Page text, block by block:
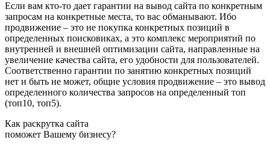
Если вам кто-то дает гарантии на вывод сайта по конкретным
запросам на конкретные места, то вас обманывают. Ибо
продвижение – это не покупка конкретных позиций в
определенных поисковиках, а это комплекс мероприятий по
внутренней и внешней оптимизации сайта, направленные на
увеличение качества сайта, его удобности для пользователей.
Соответственно гарантии по занятию конкретных позиций
нет и быть не может, общие условия продвижение – это вывод
определенного количества запросов на определенный топ
(топ10, топ5).
Как раскрутка сайта
поможет Вашему бизнесу?